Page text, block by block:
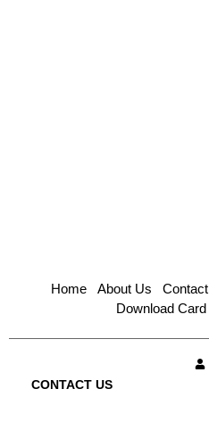
Home About Us
Download Card
CONTACT US